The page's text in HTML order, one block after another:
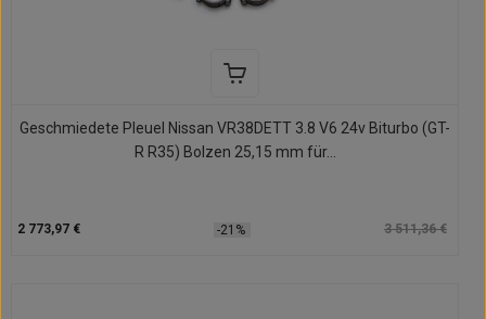
Geschmiedete Pleuel Nissan VR38DETT 3.8 V6 24v Biturbo (GT-
R R35) Bolzen 25,15 mm für...
2 773,97 € -21% 3 511,36 €